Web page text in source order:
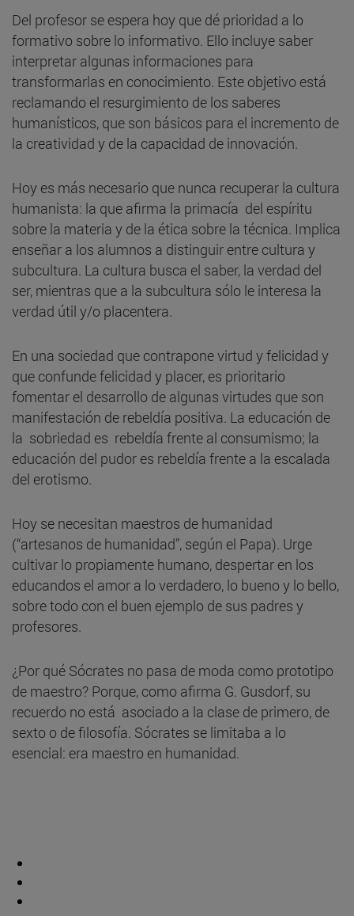
Del profesor se espera hoy que dé prioridad a lo
formativo sobre lo informativo. Ello incluye saber
interpretar algunas informaciones para
transformarlas en conocimiento. Este objetivo está
reclamando el resurgimiento de los saberes
humanísticos, que son básicos para el incremento de
la creatividad y de la capacidad de innovación.
Hoy es más necesario que nunca recuperar la cultura
humanista: la que afirma la primacía del espíritu
sobre la materia y de la ética sobre la técnica. Implica
enseñar a los alumnos a distinguir entre cultura y
subcultura. La cultura busca el saber, la verdad del
ser, mientras que a la subcultura sólo le interesa la
verdad útil y/o placentera.
En una sociedad que contrapone virtud y felicidad y
que confunde felicidad y placer, es prioritario
fomentar el desarrollo de algunas virtudes que son
manifestación de rebeldía positiva. La educación de
la sobriedad es rebeldía frente al consumismo; la
educación del pudor es rebeldía frente a la escalada
del erotismo.
Hoy se necesitan maestros de humanidad
(“artesanos de humanidad”, según el Papa). Urge
cultivar lo propiamente humano, despertar en los
educandos el amor a lo verdadero, lo bueno y lo bello,
sobre todo con el buen ejemplo de sus padres y
profesores.
¿Por qué Sócrates no pasa de moda como prototipo
de maestro? Porque, como afirma G. Gusdorf, su
recuerdo no está asociado a la clase de primero, de
sexto o de filosofía. Sócrates se limitaba a lo
esencial: era maestro en humanidad.